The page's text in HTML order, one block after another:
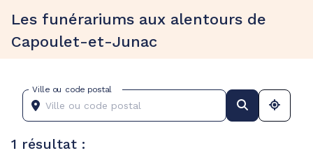
Les funérariums aux alentours de
Capoulet-et-Junac
Ville ou code postal
1 résultat :